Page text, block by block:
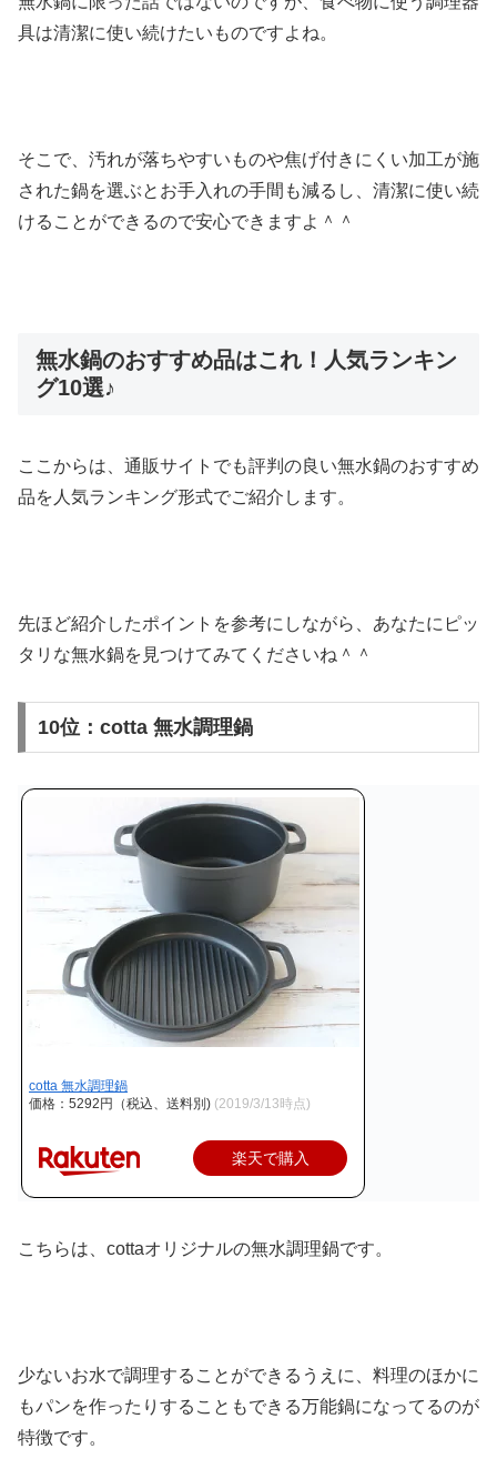
具は清潔に使い続けたいものですよね。
そこで、汚れが落ちやすいものや焦げ付きにくい加工が施
された鍋を選ぶとお手入れの手間も減るし、清潔に使い続
けることができるので安心できますよ＾＾
無水鍋のおすすめ品はこれ！人気ランキン
グ10選♪
ここからは、通販サイトでも評判の良い無水鍋のおすすめ
品を人気ランキング形式でご紹介します。
先ほど紹介したポイントを参考にしながら、あなたにピッ
タリな無水鍋を見つけてみてくださいね＾＾
10位：cotta 無水調理鍋
cotta 無水調理鍋
価格：5292円（税込、送料別) (2019/3/13時点)
楽天で購入
こちらは、cottaオリジナルの無水調理鍋です。
少ないお水で調理することができるうえに、料理のほかに
もパンを作ったりすることもできる万能鍋になってるのが
特徴です。